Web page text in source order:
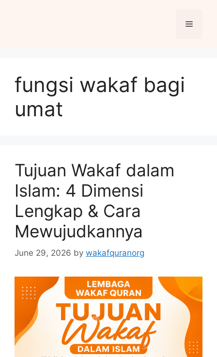
Menu
fungsi wakaf bagi
umat
Tujuan Wakaf dalam
Islam: 4 Dimensi
Lengkap & Cara
Mewujudkannya
June 29, 2026 by wakafquranorg